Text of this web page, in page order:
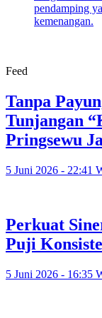
Feed
Tanpa
Tunjangan
Pringsewu
5 Juni 2026 - 22:41
Perkuat
Puji
5 Juni 2026 - 16:35